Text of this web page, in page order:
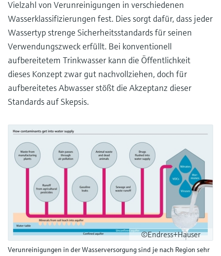
Vielzahl von Verunreinigungen in verschiedenen
Wasserklassifizierungen fest. Dies sorgt dafür, dass jeder
Wassertyp strenge Sicherheitsstandards für seinen
Verwendungszweck erfüllt. Bei konventionell
aufbereitetem Trinkwasser kann die Öffentlichkeit
dieses Konzept zwar gut nachvollziehen, doch für
aufbereitetes Abwasser stößt die Akzeptanz dieser
Standards auf Skepsis.
©Endress+Hauser
Verunreinigungen in der Wasserversorgung sind je nach Region sehr